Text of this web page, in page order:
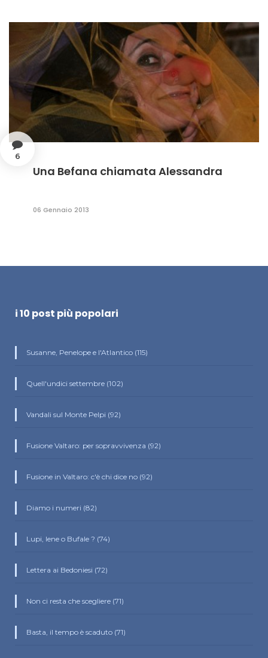
6
Una Befana chiamata Alessandra
06 Gennaio 2013
i 10 post più popolari
Susanne, Penelope e l'Atlantico (115)
Quell'undici settembre (102)
Vandali sul Monte Pelpi (92)
Fusione Valtaro: per sopravvivenza (92)
Fusione in Valtaro: c'è chi dice no (92)
Diamo i numeri (82)
Lupi, Iene o Bufale ? (74)
Lettera ai Bedoniesi (72)
Non ci resta che scegliere (71)
Basta, il tempo è scaduto (71)